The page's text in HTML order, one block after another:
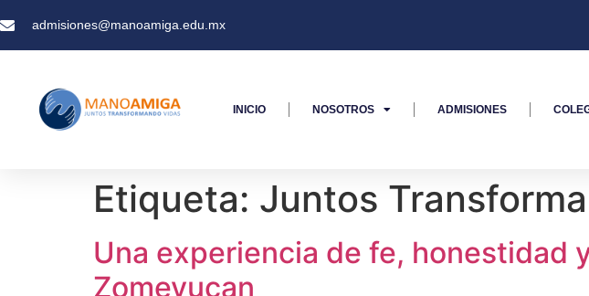
admisiones@manoamiga.edu.mx
INICIO NOSOTROS ADMISIONES
Etiqueta: Juntos
Una experiencia de fe, honestidad
Zomeyucan